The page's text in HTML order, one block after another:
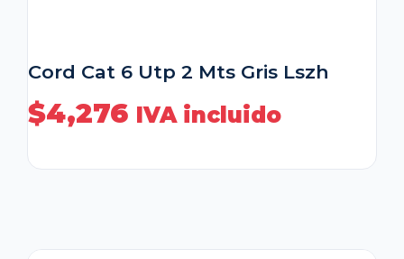
Cord Cat 6 Utp 2 Mts Gris Lszh
$4,276 IVA incluido